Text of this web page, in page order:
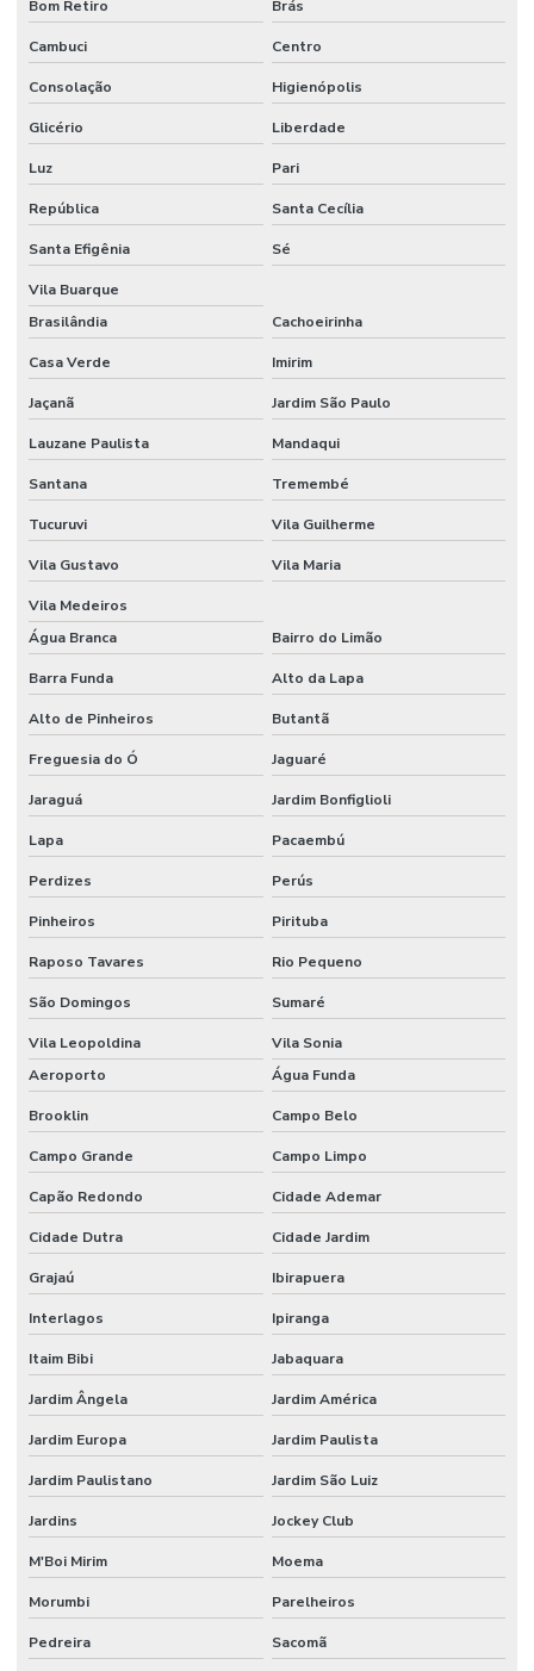
Etiquetas Adesivas Para Caixas
Etiquetas Adesivas Para Embalagens
Etiquetas Adesivas Para Impressora
Etiquetas Adesivas Para Móveis
Etiquetas Adesivas Para Móveis Minas Gerais
Etiquetas Adesivas Personalizadas
Etiquetas Adesivas Personalizadas Em Santa Catarina
Etiquetas Adesivas Removíveis
Etiquetas Adesivas Resistentes Para Sacaria
Etiquetas Adesivas Sem Resíduo
Etiquetas Adesivas Térmicas Para Identificação
Etiquetas Autocolantes
Etiquetas Autocolantes Personalizadas
Etiquetas Bopp Adesiva
Etiquetas Bopp Adesiva Para Câmara Fria
Etiquetas Bopp Adesiva Para Congelados
Etiquetas Bopp Adesiva Para Identificação De Produtos
Etiquetas Bopp Para Laboratório
Etiquetas Bopp Removíveis Paraná
Etiquetas Bopp Removíveis Santa Catarina
Etiquetas Bopp Sem Cola Para Vidros
Etiquetas Couche Adesivas Sem Resíduo
Etiquetas Couche Sem Resíduo
Etiquetas Nylon Resinado Para Fabricação De Colchões
Etiquetas Nylon Resinado Sem Corte Minas Gerais
Etiquetas Para Encomendas Em Minas Gerais
Etiquetas Para Impressora Grande Demanda
Etiquetas Para Móveis E Vidros
Etiquetas Para Superfícies Removíveis
Etiquetas Resinadas
Etiquetas Tag Adesivas Com Cola Para Roupas
Etiquetas Tag De Roupas Com Furinho
Etiquetas Tag Para Impressoras Argox
Bom Retiro Brás
Cambuci Centro
Consolação Higienópolis
Glicério Liberdade
Luz Pari
República Santa Cecília
Santa Efigênia Sé
Vila Buarque
Brasilândia
Cachoeirinha
Casa Verde Imirim
Jaçanã Jardim São Paulo
Lauzane Paulista Mandaqui
Santana Tremembé
Tucuruvi Vila Guilherme
Vila Gustavo Vila Maria
Vila Medeiros
Água Branca
Bairro do Limão
Barra Funda Alto da Lapa
Alto de Pinheiros Butantã
Freguesia do Ó Jaguaré
Jaraguá Jardim Bonfiglioli
Lapa Pacaembú
Perdizes Perús
Pinheiros Pirituba
Raposo Tavares Rio Pequeno
São Domingos Sumaré
Vila Leopoldina
Vila Sonia
Aeroporto
Água Funda
Brooklin Campo Belo
Campo Grande Campo Limpo
Capão Redondo Cidade Ademar
Cidade Dutra Cidade Jardim
Grajaú Ibirapuera
Interlagos Ipiranga
Itaim Bibi Jabaquara
Jardim Ângela Jardim América
Jardim Europa Jardim Paulista
Jardim Paulistano Jardim São Luiz
Jardins Jockey Club
M'Boi Mirim Moema
Morumbi Parelheiros
Pedreira Sacomã